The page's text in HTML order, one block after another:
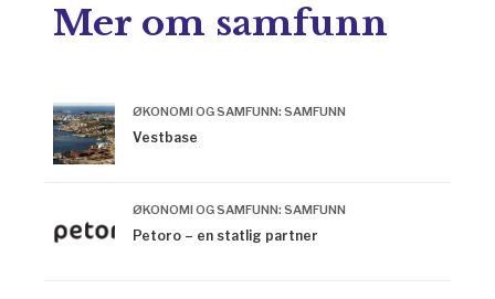
Mer om samfunn
ØKONOMI OG SAMFUNN: SAMFUNN
Vestbase
ØKONOMI OG SAMFUNN: SAMFUNN
Petoro – en statlig partner